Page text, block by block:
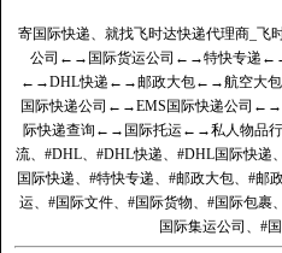
寄国际快递、就找飞时达快递代理商_飞
公司 ←→ 国际货运公司 ←→特快专递
←→DHL快递 ←→邮政大包←→航空大包
国际快递公司 ←→EMS国际快递公司 ←→
际快递查询 ←→ 国际托运←→私人物品
流、#DHL、#DHL快递、#DHL国际快递
国际快递、#特快专递、#邮政大包、#邮
运、#国际文件、#国际货物、#国际包裹
国际集运公司、#